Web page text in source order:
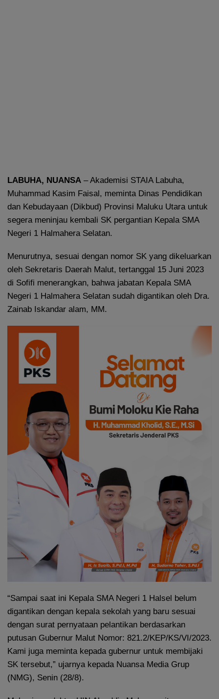
LABUHA, NUANSA – Akademisi STAIA Labuha,
Muhammad Kasim Faisal, meminta Dinas Pendidikan
dan Kebudayaan (Dikbud) Provinsi Maluku Utara untuk
segera meninjau kembali SK pergantian Kepala SMA
Negeri 1 Halmahera Selatan.
Menurutnya, sesuai dengan nomor SK yang dikeluarkan
oleh Sekretaris Daerah Malut, tertanggal 15 Juni 2023
di Sofifi menerangkan, bahwa jabatan Kepala SMA
Negeri 1 Halmahera Selatan sudah digantikan oleh Dra.
Zainab Iskandar alam, MM.
“Sampai saat ini Kepala SMA Negeri 1 Halsel belum
digantikan dengan kepala sekolah yang baru sesuai
dengan surat pernyataan pelantikan berdasarkan
putusan Gubernur Malut Nomor: 821.2/KEP/KS/VI/2023.
Kami juga meminta kepada gubernur untuk membijaki
SK tersebut,” ujarnya kepada Nuansa Media Grup
(NMG), Senin (28/8).